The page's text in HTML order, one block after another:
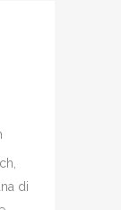
di